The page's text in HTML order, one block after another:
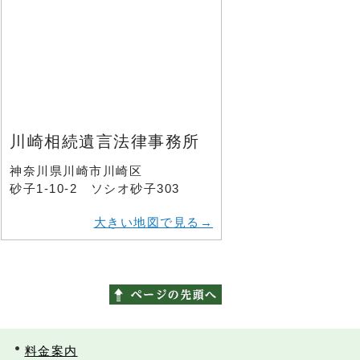
川崎相続遺言法律事務所
神奈川県川崎市川崎区
砂子1-10-2 ソシオ砂子303
大きい地図で見る→
料金案内